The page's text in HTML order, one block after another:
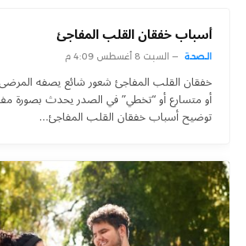
أسباب خفقان القلب المفاجئ
الصحة السبت 8 أغسطس 4:09 م
خفقان القلب المفاجئ شعور شائع يصفه
أو متسارع أو “تخطي” في الصدر يحدث بصورة
توضيح أسباب خفقان القلب المفاجئ…